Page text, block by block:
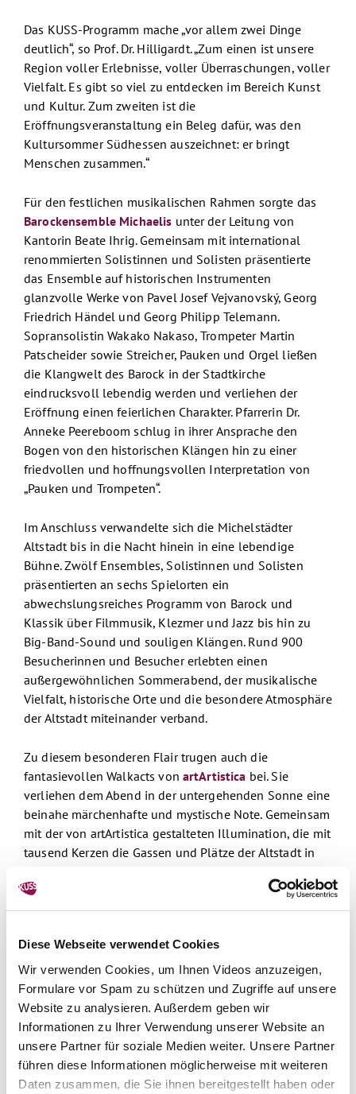
Diese Webseite verwendet Cookies
Wir verwenden Cookies, um Ihnen Videos anzuzeigen,
Formulare vor Spam zu schützen und Zugriffe auf unsere
Website zu analysieren. Außerdem geben wir
Informationen zu Ihrer Verwendung unserer Website an
unsere Partner für soziale Medien weiter. Unsere Partner
führen diese Informationen möglicherweise mit weiteren
Daten zusammen, die Sie ihnen bereitgestellt haben oder
Das KUSS-Programm mache „vor allem zwei Dinge
deutlich“, so Prof. Dr. Hilligardt. „Zum einen ist unsere
Region voller Erlebnisse, voller Überraschungen, voller
Vielfalt. Es gibt so viel zu entdecken im Bereich Kunst
und Kultur. Zum zweiten ist die
Eröffnungsveranstaltung ein Beleg dafür, was den
Kultursommer Südhessen auszeichnet: er bringt
Menschen zusammen.“
Für den festlichen musikalischen Rahmen sorgte das
Barockensemble Michaelis unter der Leitung von
Kantorin Beate Ihrig. Gemeinsam mit international
renommierten Solistinnen und Solisten präsentierte
das Ensemble auf historischen Instrumenten
glanzvolle Werke von Pavel Josef Vejvanovský, Georg
Friedrich Händel und Georg Philipp Telemann.
Sopransolistin Wakako Nakaso, Trompeter Martin
Patscheider sowie Streicher, Pauken und Orgel ließen
die Klangwelt des Barock in der Stadtkirche
eindrucksvoll lebendig werden und verliehen der
Eröffnung einen feierlichen Charakter. Pfarrerin Dr.
Anneke Peereboom schlug in ihrer Ansprache den
Bogen von den historischen Klängen hin zu einer
friedvollen und hoffnungsvollen Interpretation von
„Pauken und Trompeten“.
Im Anschluss verwandelte sich die Michelstädter
Altstadt bis in die Nacht hinein in eine lebendige
Bühne. Zwölf Ensembles, Solistinnen und Solisten
präsentierten an sechs Spielorten ein
abwechslungsreiches Programm von Barock und
Klassik über Filmmusik, Klezmer und Jazz bis hin zu
Big-Band-Sound und souligen Klängen. Rund 900
Besucherinnen und Besucher erlebten einen
außergewöhnlichen Sommerabend, der musikalische
Vielfalt, historische Orte und die besondere Atmosphäre
der Altstadt miteinander verband.
Zu diesem besonderen Flair trugen auch die
fantasievollen Walkacts von artArtistica bei. Sie
verliehen dem Abend in der untergehenden Sonne eine
beinahe märchenhafte und mystische Note. Gemeinsam
mit der von artArtistica gestalteten Illumination, die mit
tausend Kerzen die Gassen und Plätze der Altstadt in
Atmosphäre, die die Michelstädter Musiknacht und die
Eröffnung des Kultursommers zu einem
„Die Michelstädter Musiknacht hat einmal mehr gezeigt,
wie lebendig, vielfältig und verbindend Kultur sein
kann. Sie bot einen würdigen Rahmen für die
Eröffnung des 33. Kultursommers Südhessen und steht
beispielhaft für die hohe Qualität und das große
Engagement, mit dem unsere Veranstalterinnen und
Veranstalter Jahr für Jahr ein außergewöhnliches